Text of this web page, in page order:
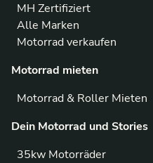
MH Zertifiziert
Alle Marken
Motorrad verkaufen
Motorrad mieten
Motorrad & Roller Mieten
Dein Motorrad und Stories
35kw Motorräder